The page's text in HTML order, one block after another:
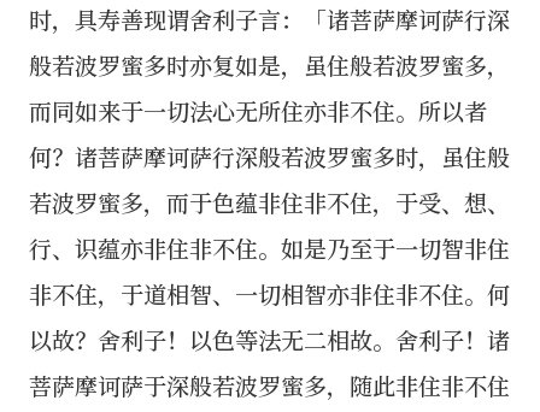
时，具寿善现谓舍利子言：「诸菩萨摩诃萨行深
般若波罗蜜多时亦复如是，虽住般若波罗蜜多，
而同如来于一切法心无所住亦非不住。所以者
何？诸菩萨摩诃萨行深般若波罗蜜多时，虽住般
若波罗蜜多，而于色蕴非住非不住，于受、想、
行、识蕴亦非住非不住。如是乃至于一切智非住
非不住，于道相智、一切相智亦非住非不住。何
以故？舍利子！以色等法无二相故。舍利子！诸
菩萨摩诃萨于深般若波罗蜜多，随此非住非不住